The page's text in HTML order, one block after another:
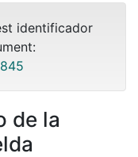
identificador
de la